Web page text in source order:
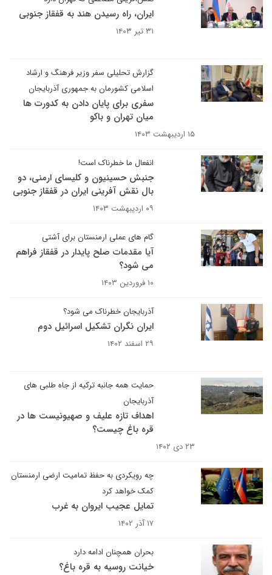
ایران، راه رسیدن هند به قفقاز جنوبی
۳۱ تیر ۱۴۰۳
گزارش تحلیلی سفر وزیر فرهنگ و ارشاد
اسلامی کشورمان به جمهوری آذربایجان
سفری برای پایان دادن به کدورت ها
میان تهران و باکو
۱۵ اردیبهشت ۱۴۰۳
انفعال ما خطرناک است!
جنبش حسینیون و کلیسای ارمنی، دو
بال نقش آفرینی ایران در قفقاز جنوبی
۰۹ اردیبهشت ۱۴۰۳
گام های عملی ارمنستان برای آشتی
آیا مقدمات صلح پایدار در قفقاز فراهم
می شود؟
۱۰ فروردین ۱۴۰۳
آذربایجان خطرناک می شود؟
ایران نگران تشکیل اسرائیل دوم
۲۹ اسفند ۱۴۰۲
حمایت همه جانبه ترکیه از جاه طلبی های
آذربایجان
اهداف تازه علیف و صهیونیست ها در
قره باغ چیست؟
۲۳ دی ۱۴۰۲
چه رویکردی به حفظ تمامیت ارضی ارمنستان
کمک خواهد کرد
تمایل عجیب ایروان به غرب
۱۷ آذر ۱۴۰۲
بحران همچنان ادامه دارد
خیانت روسیه به قره باغ؟